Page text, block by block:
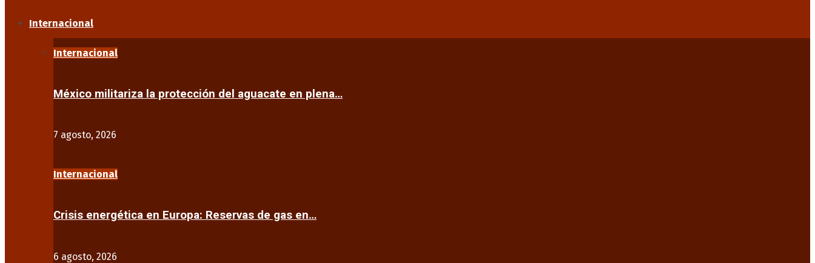
Internacional
Internacional
México militariza la protección del aguacate en plena…
7 agosto, 2026
Internacional
Crisis energética en Europa: Reservas de gas en…
6 agosto, 2026